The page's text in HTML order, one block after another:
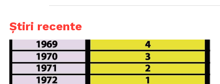
Știri recente